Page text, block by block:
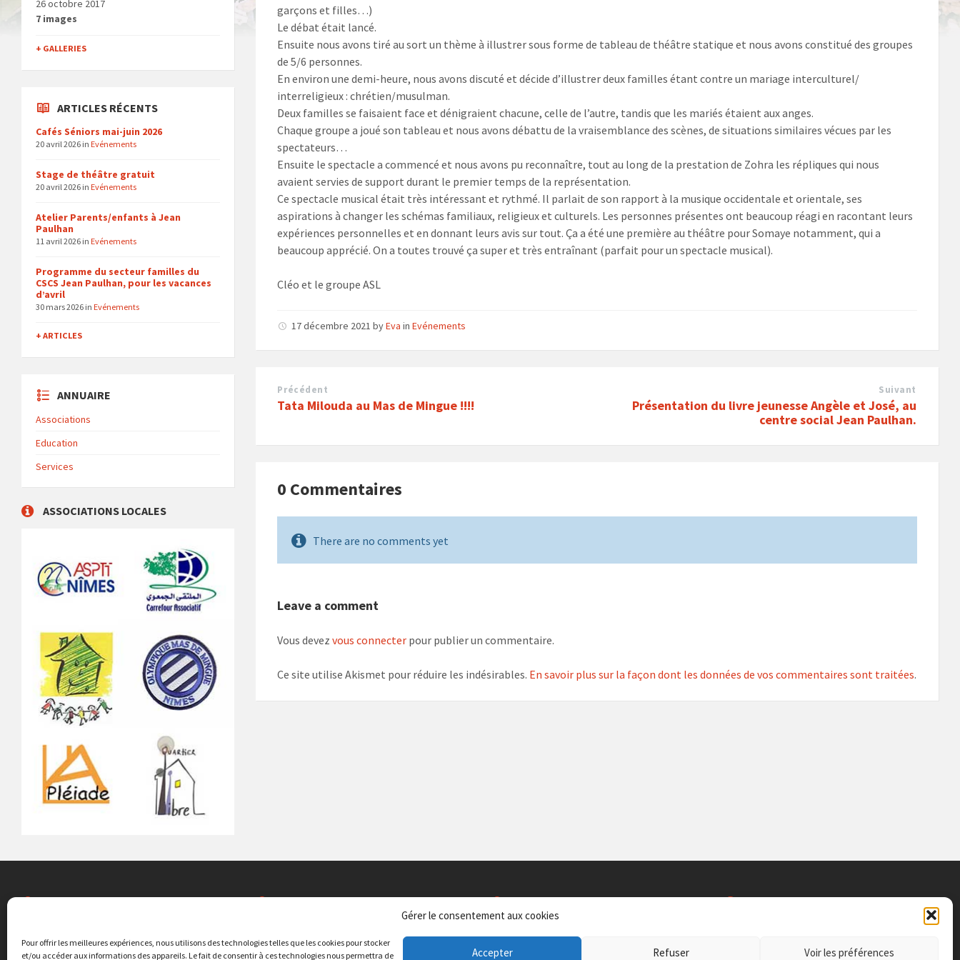
Gérer le consentement aux cookies
Pour offrir les meilleures expériences, nous utilisons des technologies telles que les cookies pour stocker
et/ou accéder aux informations des appareils. Le fait de consentir à ces technologies nous permettra de
Accepter Refuser Voir les préférences
garçons et filles…)
Le débat était lancé.
Ensuite nous avons tiré au sort un thème à illustrer sous forme de tableau de théâtre statique et nous avons constitué des groupes
de 5/6 personnes.
En environ une demi-heure, nous avons discuté et décide d’illustrer deux familles étant contre un mariage interculturel/
interreligieux : chrétien/musulman.
Deux familles se faisaient face et dénigraient chacune, celle de l’autre, tandis que les mariés étaient aux anges.
Chaque groupe a joué son tableau et nous avons débattu de la vraisemblance des scènes, de situations similaires vécues par les
spectateurs…
Ensuite le spectacle a commencé et nous avons pu reconnaître, tout au long de la prestation de Zohra les répliques qui nous
avaient servies de support durant le premier temps de la représentation.
Ce spectacle musical était très intéressant et rythmé. Il parlait de son rapport à la musique occidentale et orientale, ses
aspirations à changer les schémas familiaux, religieux et culturels. Les personnes présentes ont beaucoup réagi en racontant leurs
expériences personnelles et en donnant leurs avis sur tout. Ça a été une première au théâtre pour Somaye notamment, qui a
beaucoup apprécié. On a toutes trouvé ça super et très entraînant (parfait pour un spectacle musical).
Cléo et le groupe ASL
17 décembre 2021byEva inEvénements
Précédent
Tata Milouda au Mas de Mingue !!!!
Suivant
Présentation du livre jeunesse Angèle et José, au
centre social Jean Paulhan.
0 Commentaires
There are no comments yet
Leave a comment
Vous devezvous connecter pour publier un commentaire.
Ce site utilise Akismet pour réduire les indésirables. En savoir plus sur la façon dont les données de vos commentaires sont traitées.
26 octobre 2017
7 images
+ GALLERIES
ARTICLES RÉCENTS
Cafés Séniors mai-juin 2026
20 avril 2026 in Evénements
Stage de théâtre gratuit
20 avril 2026 in Evénements
Atelier Parents/enfants à Jean
Paulhan
11 avril 2026 in Evénements
Programme du secteur familles du
CSCS Jean Paulhan, pour les vacances
d’avril
30 mars 2026 in Evénements
+ ARTICLES
ANNUAIRE
Associations
Education
Services
ASSOCIATIONS LOCALES
ASSOCIATIONS LOCALES EDUCATION
20 rue Agrippa d’Aubigné, 30 000 Nîmes
SERVICES
Centre Jean Paulhan 72, av. M. Claverie 30 000
SITE INFO
Confidentialité